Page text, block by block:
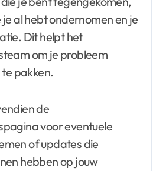
al hebt ondernomen en je
Dit helpt het
om je probleem
pakken.
de
voor eventuele
of updates die
hebben op jouw